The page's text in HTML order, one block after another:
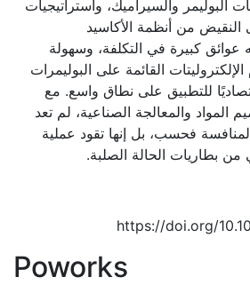
البوليمر والسيراميك، واستراتيجيات
النقيض من أنظمة الأكاسيد
عوائق كبيرة في التكلفة، وسهولة
القائمة على البوليمرات
للتطبيق على نطاق واسع. مع
المواد والمعالجة الصناعية، لم تعد
فحسب، بل إنها تقود عملية
من بطاريات الحالة الصلبة.
https://doi.org/
Poworks